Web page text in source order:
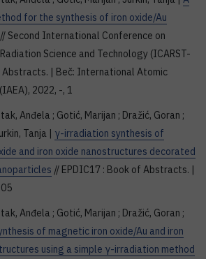
for the synthesis of iron oxide/Au
// Second International Conference on
Science and Technology (ICARST-
| Beč: International Atomic
2022, -, 1
Anđela ; Gotić, Marijan ; Dražić, Goran ;
Tanja | γ-irradiation synthesis of
and iron oxide nanostructures decorated
// EPDIC17 : Book of Abstracts. |
Anđela ; Gotić, Marijan ; Dražić, Goran ;
of magnetic iron oxide/Au and iron
using a simple γ-irradiation method